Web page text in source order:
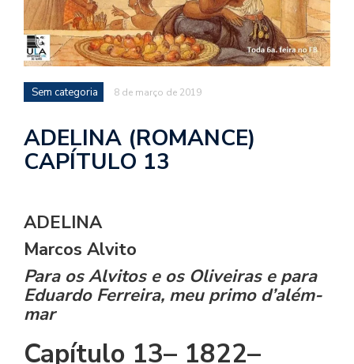
Sem categoria 8 de março de 2019
ADELINA (ROMANCE)
CAPÍTULO 13
ADELINA
Marcos Alvito
Para os Alvitos e os Oliveiras e para
Eduardo Ferreira, meu primo d’além-
mar
Capítulo 13– 1822–